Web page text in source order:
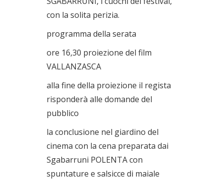
con la solita perizia.
programma della serata
ore 16,30 proiezione del film
VALLANZASCA
alla fine della proiezione il regista
risponderà alle domande del
pubblico
la conclusione nel giardino del
cinema con la cena preparata dai
Sgabarruni POLENTA con
spuntature e salsicce di maiale